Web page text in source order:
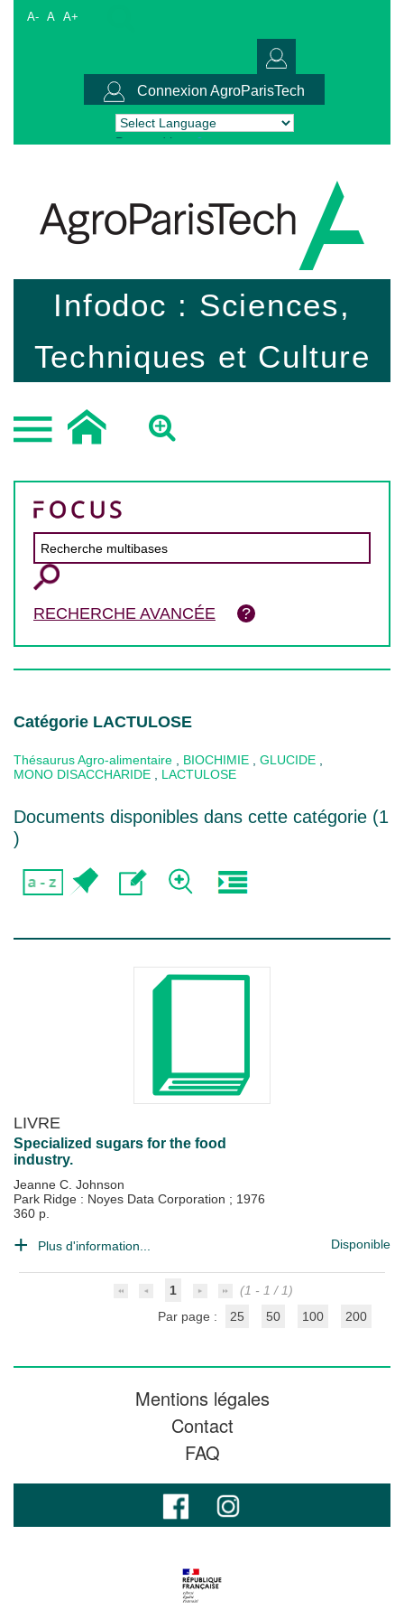
A- A A+
Connexion AgroParisTech
Powered by Translate
Infodoc : Sciences,
Techniques et Culture
RECHERCHE AVANCÉE
Catégorie LACTULOSE
Thésaurus Agro-alimentaire BIOCHIMIE GLUCIDE
MONO DISACCHARIDE
LACTULOSE
Documents disponibles dans cette catégorie (1
)
LIVRE
Specialized sugars for the food
industry.
Jeanne C. Johnson
Park Ridge : Noyes Data Corporation ; 1976
360 p.
Plus d'information... Disponible
1
(1 - 1 / 1)
Par page :
25 50 100 200
Mentions légales
Contact
FAQ